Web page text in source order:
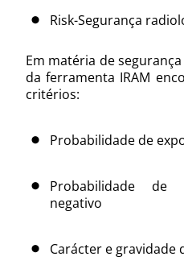
Risk-Segurança
Em matéria de
da ferramenta IRAM
critérios:
Probabilidade de
Probabilidade
negativo
Carácter e gravidade